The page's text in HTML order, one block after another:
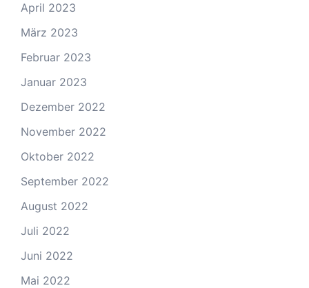
April 2023
März 2023
Februar 2023
Januar 2023
Dezember 2022
November 2022
Oktober 2022
September 2022
August 2022
Juli 2022
Juni 2022
Mai 2022